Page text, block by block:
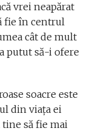
vrei neapărat
fie în centrul
cât de mult
putut să-i ofere
soacre este
din viaţa ei
tine să fie mai